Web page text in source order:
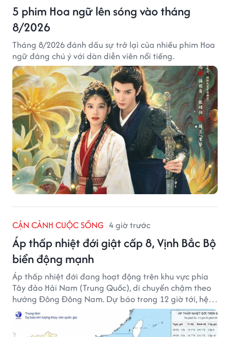
5 phim Hoa ngữ lên sóng vào tháng
8/2026
Tháng 8/2026 đánh dấu sự trở lại của nhiều phim Hoa
ngữ đáng chú ý với dàn diễn viên nổi tiếng.
CẬN CẢNH CUỘC SỐNG 4 giờ trước
Áp thấp nhiệt đới giật cấp 8, Vịnh Bắc Bộ
biển động mạnh
Áp thấp nhiệt đới đang hoạt động trên khu vực phía
Tây đảo Hải Nam (Trung Quốc), di chuyển chậm theo
hướng Đông Đông Nam. Dự báo trong 12 giờ tới, hệ
thống này suy yếu dần thành vùng áp thấp.